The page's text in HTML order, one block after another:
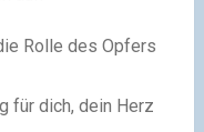
Rolle des Opfers
für dich, dein Herz